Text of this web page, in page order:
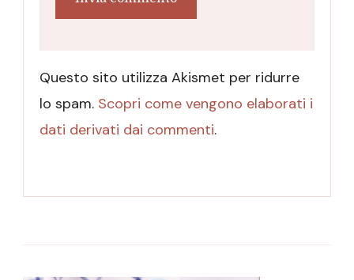
Questo sito utilizza Akismet per ridurre
lo spam. Scopri come vengono elaborati i
dati derivati dai commenti.